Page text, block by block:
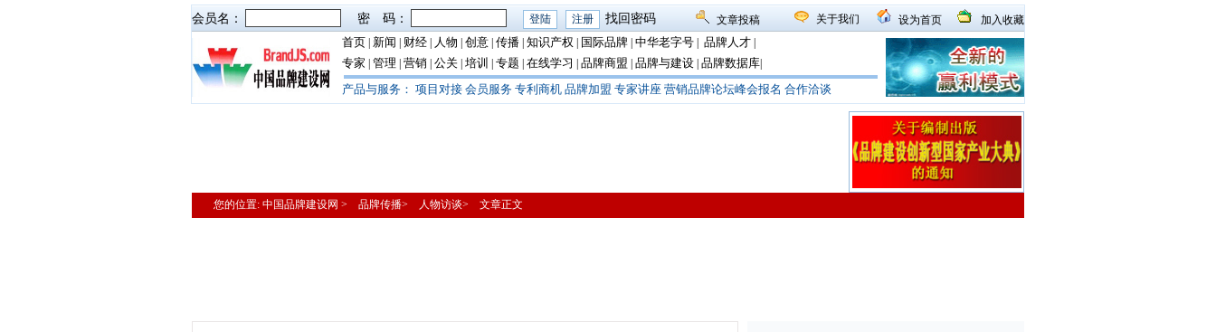
会员名： 密 码： 找回密码 文章投稿 关于我们 设为首页 加入收藏
首页 新闻 财经 人物 创意 传播 知识产权 国际品牌 中华老字号 品牌人才
专家 管理 营销 公关 培训 专题 在线学习 品牌商盟 品牌与建设 品牌数据库
产品与服务： 项目对接 会员服务 专利商机 品牌加盟 专家讲座 营销品牌论坛峰会报名 合作洽谈
您的位置: 中国品牌建设网 > 品牌传播> 人物访谈> 文章正文